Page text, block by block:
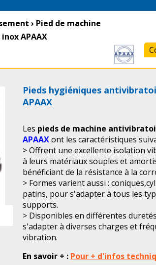
› Pied de machine
APAAX
Pieds hygiéniques
APAAX
Les pieds de machine
APAAXont les caractéristiques
> Offrent une excellente isolation
à leurs matériaux souples et
bénéficiant de la résistance à la
> Formes varient aussi :
patins, pour s'adapter à tous les
supports.
> Disponibles en différentes
s'adapter à diverses charges et
vibration.
En savoir + : Pour + d'infos